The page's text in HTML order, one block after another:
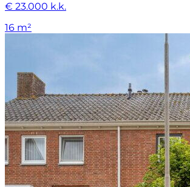
€ 23.000 k.k.
16 m²